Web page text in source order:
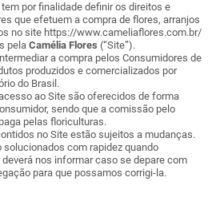
por finalidade definir os direitos e
que efetuem a compra de flores, arranjos
no site https://www.cameliaflores.com.br/
pela Camélia Flores (“Site”).
a compra pelos Consumidores de
produzidos e comercializados por
do Brasil.
ao Site são oferecidos de forma
sendo que a comissão pelo
pelas floriculturas.
no Site estão sujeitos a mudanças.
solucionados com rapidez quando
nos informar caso se depare com
para que possamos corrigi-la.